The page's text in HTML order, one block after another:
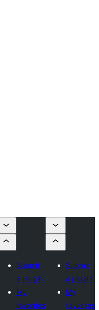
Submit
a plugin
My
favorites
Submit
a plugin
My
favorites